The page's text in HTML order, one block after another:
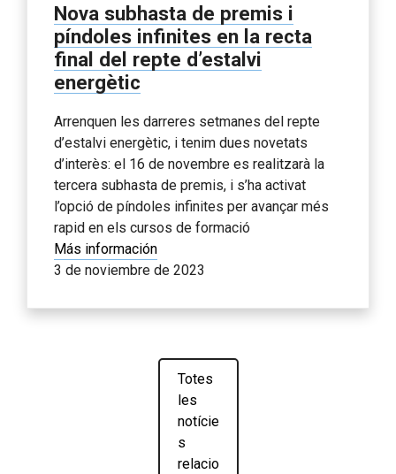
Nova subhasta de premis i
píndoles infinites en la recta
final del repte d’estalvi
energètic
Arrenquen les darreres setmanes del repte
d’estalvi energètic, i tenim dues novetats
d’interès: el 16 de novembre es realitzarà la
tercera subhasta de premis, i s’ha activat
l’opció de píndoles infinites per avançar més
rapid en els cursos de formació
Más información
3 de noviembre de 2023
Totes
les
notície
s
relacio